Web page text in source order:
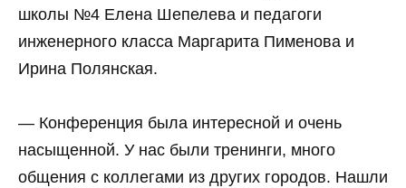
школы №4 Елена Шепелева и педагоги
инженерного класса Маргарита Пименова и
Ирина Полянская.
— Конференция была интересной и очень
насыщенной. У нас были тренинги, много
общения с коллегами из других городов. Нашли